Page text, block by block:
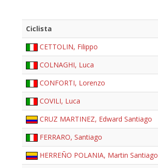
Ciclista
CETTOLIN, Filippo
COLNAGHI, Luca
CONFORTI, Lorenzo
COVILI, Luca
CRUZ MARTINEZ, Edward Santiago
FERRARO, Santiago
HERREÑO POLANIA, Martin Santiago